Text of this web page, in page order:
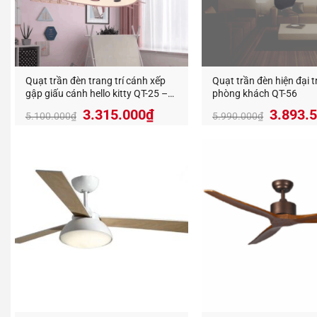
Quạt trần đèn trang trí cánh xếp
gập giấu cánh hello kitty QT-25 –
5.100.000₫ Giá
3.315.000₫Giá
hiện
Quạt trần đèn hiện đại
phòng khách QT-56
5.990.000₫ Giá